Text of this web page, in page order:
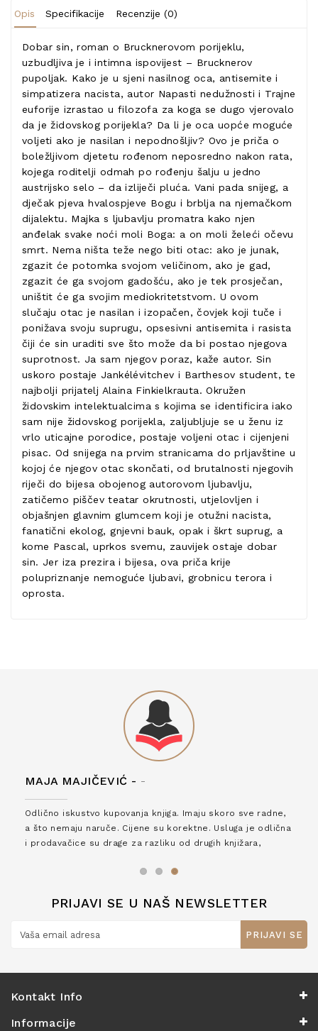
Opis Specifikacije Recenzije (0)
Dobar sin, roman o Brucknerovom porijeklu,
uzbudljiva je i intimna ispovijest – Brucknerov
pupoljak. Kako je u sjeni nasilnog oca, antisemite i
simpatizera nacista, autor Napasti nedužnosti i Trajne
euforije izrastao u filozofa za koga se dugo vjerovalo
da je židovskog porijekla? Da li je oca uopće moguće
voljeti ako je nasilan i nepodnošljiv? Ovo je priča o
boležljivom djetetu rođenom neposredno nakon rata,
kojega roditelji odmah po rođenju šalju u jedno
austrijsko selo – da izliječi pluća. Vani pada snijeg, a
dječak pjeva hvalospjeve Bogu i brblja na njemačkom
dijalektu. Majka s ljubavlju promatra kako njen
anđelak svake noći moli Boga: a on moli želeći očevu
smrt. Nema ništa teže nego biti otac: ako je junak,
zgazit će potomka svojom veličinom, ako je gad,
zgazit će ga svojom gadošću, ako je tek prosječan,
uništit će ga svojim mediokritetstvom. U ovom
slučaju otac je nasilan i izopačen, čovjek koji tuče i
ponižava svoju suprugu, opsesivni antisemita i rasista
čiji će sin uraditi sve što može da bi postao njegova
suprotnost. Ja sam njegov poraz, kaže autor. Sin
uskoro postaje Jankélévitchev i Barthesov student, te
najbolji prijatelj Alaina Finkielkrauta. Okružen
židovskim intelektualcima s kojima se identificira iako
sam nije židovskog porijekla, zaljubljuje se u ženu iz
vrlo uticajne porodice, postaje voljeni otac i cijenjeni
pisac. Od snijega na prvim stranicama do prljavštine u
kojoj će njegov otac skončati, od brutalnosti njegovih
riječi do bijesa obojenog autorovom ljubavlju,
zatičemo piščev teatar okrutnosti, utjelovljen i
objašnjen glavnim glumcem koji je otužni nacista,
fanatični ekolog, gnjevni bauk, opak i škrt suprug, a
kome Pascal, uprkos svemu, zauvijek ostaje dobar
sin. Jer iza prezira i bijesa, ova priča krije
polupriznanje nemoguće ljubavi, grobnicu terora i
oprosta.
MAJA MAJIČEVIĆ - -
Odlično iskustvo kupovanja knjiga. Imaju skoro sve radne,
a što nemaju naruče. Cijene su korektne. Usluga je odlična
i prodavačice su drage za razliku od drugih knjižara,
PRIJAVI SE U NAŠ NEWSLETTER
PRIJAVI SE
Kontakt Info
Informacije